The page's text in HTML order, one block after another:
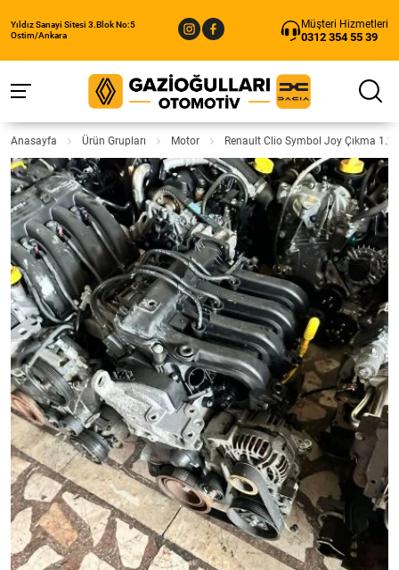
Yıldız Sanayi Sitesi 3.Blok No:5
Ostim/Ankara
Müşteri Hizmetleri
0312 354 55 39
Anasayfa Ürün Grupları Motor Renault Clio Symbol Joy Çıkma